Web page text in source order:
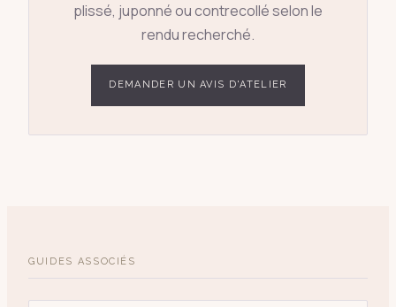
plissé, juponné ou contrecollé selon le
rendu recherché.
DEMANDER UN AVIS D'ATELIER
GUIDES ASSOCIÉS